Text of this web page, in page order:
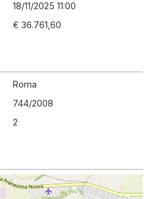
18/11/2025 11:00
€ 36.761,60
Roma
744/2008
2